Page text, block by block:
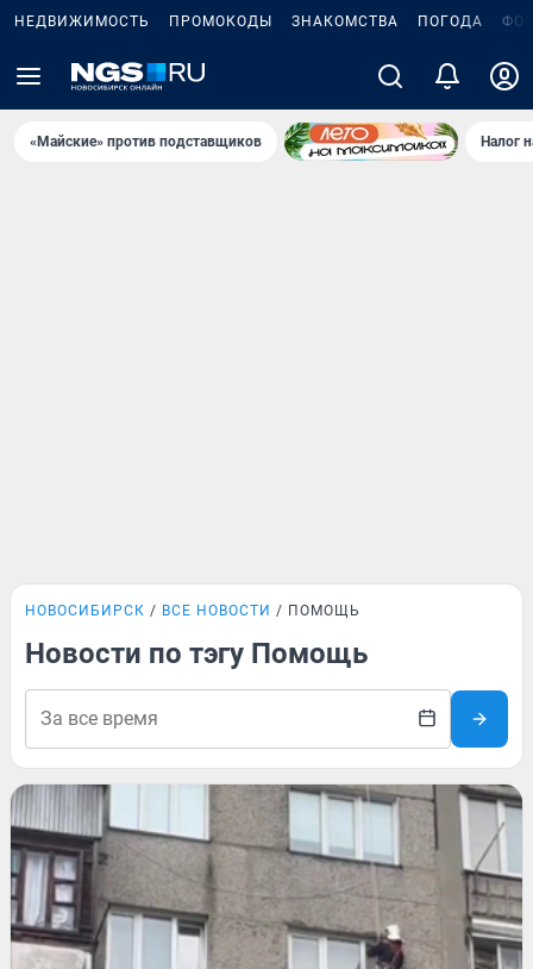
НЕДВИЖИМОСТЬ ПРОМОКОДЫ ЗНАКОМСТВА ПОГОДА
«Майские» против подставщиков Налог
НОВОСИБИРСК ВСЕ НОВОСТИ ПОМОЩЬ
Новости по тэгу Помощь